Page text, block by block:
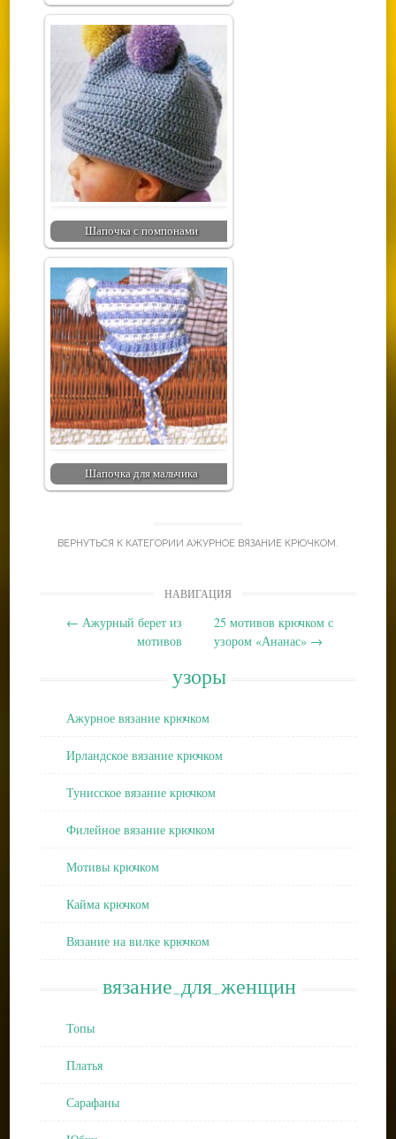
Шапочка с помпонами
Шапочка для мальчика
ВЕРНУТЬСЯ К КАТЕГОРИИ АЖУРНОЕ ВЯЗАНИЕ КРЮЧКОМ .
НАВИГАЦИЯ
← Ажурный берет из
мотивов
25 мотивов крючком с
узором «Ананас» →
узоры
Ажурное вязание крючком
Ирландское вязание крючком
Тунисское вязание крючком
Филейное вязание крючком
Мотивы крючком
Кайма крючком
Вязание на вилке крючком
вязание_для_женщин
Топы
Платья
Сарафаны